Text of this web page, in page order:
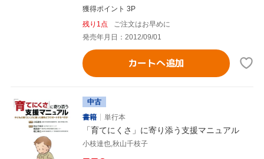
獲得ポイント 3P
残り1点
ご注文はお早めに
発売年月日：2012/09/01
カートへ追加
中古
書籍
単行本
「育てにくさ」に寄り添う支援マニュアル
小枝達也,秋山千枝子